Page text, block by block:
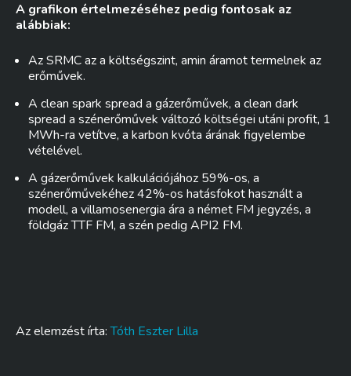
A grafikon értelmezéséhez pedig fontosak az
alábbiak:
Az SRMC az a költségszint, amin áramot termelnek az
erőművek.
A clean spark spread a gázerőművek, a clean dark
spread a szénerőművek változó költségei utáni profit, 1
MWh-ra vetítve, a karbon kvóta árának figyelembe
vételével.
A gázerőművek kalkulációjához 59%-os, a
szénerőművekéhez 42%-os hatásfokot használt a
modell, a villamosenergia ára a német FM jegyzés, a
földgáz TTF FM, a szén pedig API2 FM.
Az elemzést írta:Tóth Eszter Lilla